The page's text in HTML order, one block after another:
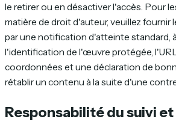
le retirer ou en désactiver l'accès. Pour
matière de droit d'auteur, veuillez fournir
par une notification d'atteinte standard,
l'identification de l'œuvre protégée,
coordonnées et une déclaration de
rétablir un contenu à la suite d'une
Responsabilité du suivi